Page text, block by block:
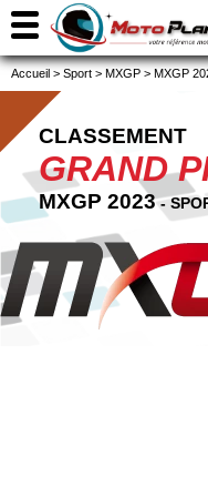
Accueil > Sport > MXGP > MXGP
CLASSEMENT
GRAND
MXGP 2023-